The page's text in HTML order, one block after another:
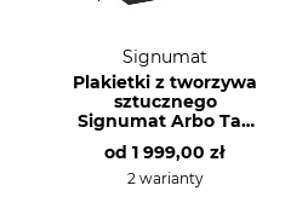
Signumat
Plakietki z tworzywa
sztucznego
Signumat Arbo Tag
Barcode Black ze
stalowymi
gwoździami
od 1 999,00 zł
2 warianty